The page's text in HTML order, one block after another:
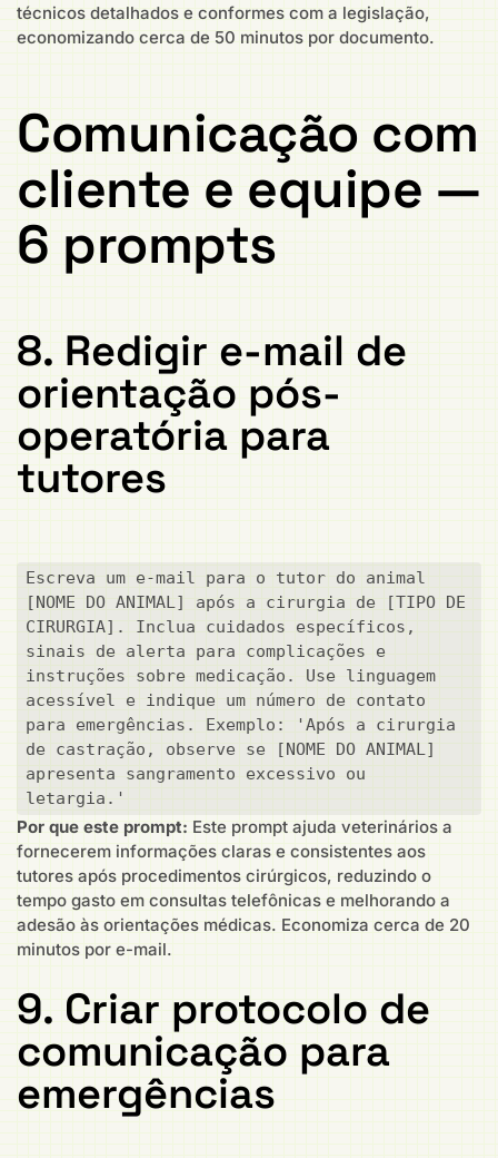
técnicos detalhados e conformes com a legislação,
economizando cerca de 50 minutos por documento.
Comunicação com
cliente e equipe —
6 prompts
8. Redigir e-mail de
orientação pós-
operatória para
tutores
Escreva um e-mail para o tutor do animal
[NOME DO ANIMAL] após a cirurgia de [TIPO DE
CIRURGIA]. Inclua cuidados específicos,
sinais de alerta para complicações e
instruções sobre medicação. Use linguagem
acessível e indique um número de contato
para emergências. Exemplo: 'Após a cirurgia
de castração, observe se [NOME DO ANIMAL]
apresenta sangramento excessivo ou
letargia.'
Por que este prompt: Este prompt ajuda veterinários a
fornecerem informações claras e consistentes aos
tutores após procedimentos cirúrgicos, reduzindo o
tempo gasto em consultas telefônicas e melhorando a
adesão às orientações médicas. Economiza cerca de 20
minutos por e-mail.
9. Criar protocolo de
comunicação para
emergências